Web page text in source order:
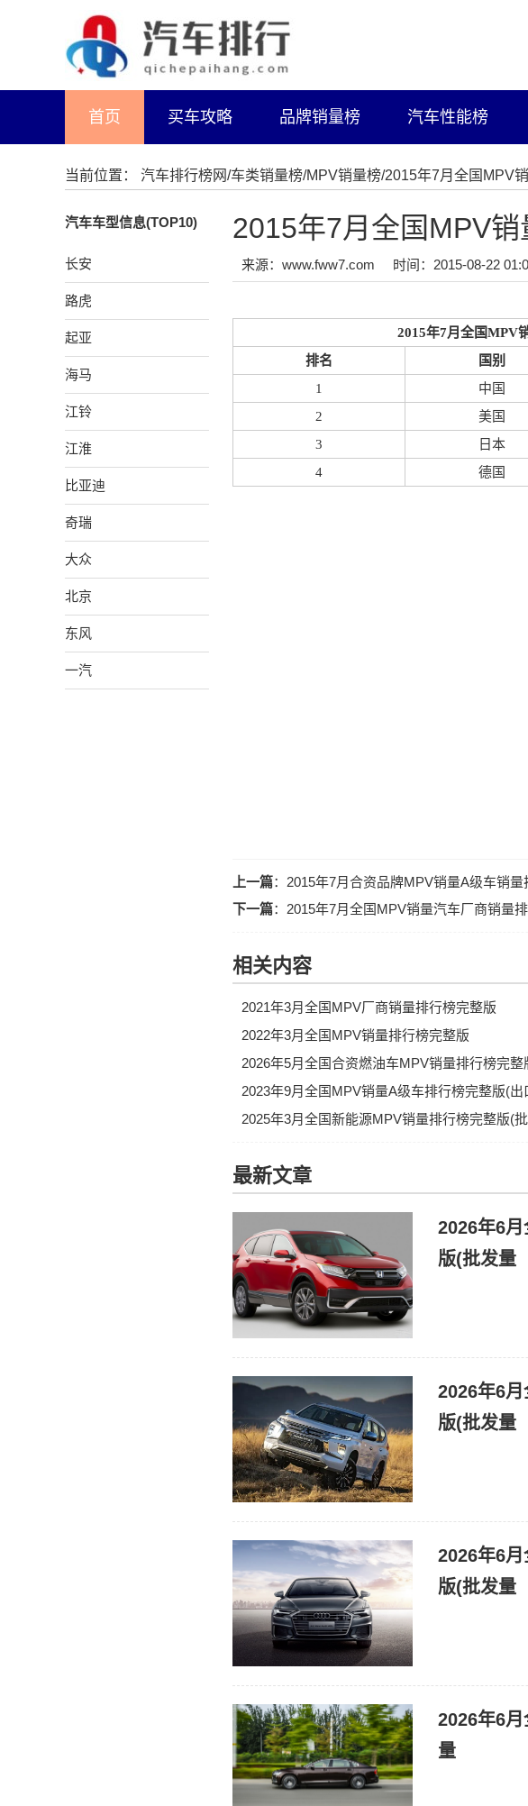
首页 买车攻略 品牌销量榜 汽车性能榜
当前位置： 汽车排行榜网/车类销量榜/MPV销量榜/2015年7月全国MPV
汽车车型信息(TOP10)
长安
路虎
起亚
海马
江铃
江淮
比亚迪
奇瑞
大众
北京
东风
一汽
2015年7月全国MPV
来源：www.fww7.com 时间：2015-08-22
2015年7月全国MPV
排名
国别
1
中国
2
美国
3
日本
4
德国
上一篇： 2015年7月合资品牌MPV销量A级车销量
下一篇： 2015年7月全国MPV销量汽车厂商销量
相关内容
2021年3月全国MPV厂商销量排行榜完整版
2022年3月全国MPV销量排行榜完整版
2026年5月全国合资燃油车MPV销量排行榜完整
2023年9月全国MPV销量A级车排行榜完整版(出
2025年3月全国新能源MPV销量排行榜完整版(
最新文章
2026年6
版(批发量
2026年6
版(批发量
2026年6
版(批发量
2026年6
量